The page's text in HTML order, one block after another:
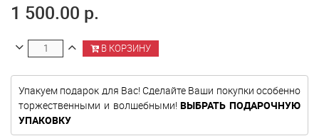
1 500.00 р.
В КОРЗИНУ
Упакуем подарок для Вас! Сделайте Ваши покупки особенно
торжественными и волшебными!ВЫБРАТЬ ПОДАРОЧНУЮ
УПАКОВКУ